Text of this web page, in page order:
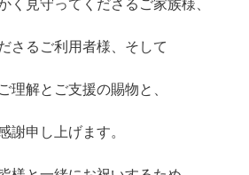
く見守ってくださるご家族様、
さるご利用者様、そして
理解とご支援の賜物と、
謝申し上げます。